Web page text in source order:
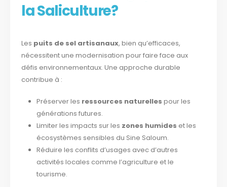
la Saliculture?
Les puits de sel artisanaux, bien qu’efficaces,
nécessitent une modernisation pour faire face aux
défis environnementaux. Une approche durable
contribue à :
Préserver les ressources naturelles pour les
générations futures.
Limiter les impacts sur les zones humides et les
écosystèmes sensibles du Sine Saloum.
Réduire les conflits d’usages avec d’autres
activités locales comme l’agriculture et le
tourisme.